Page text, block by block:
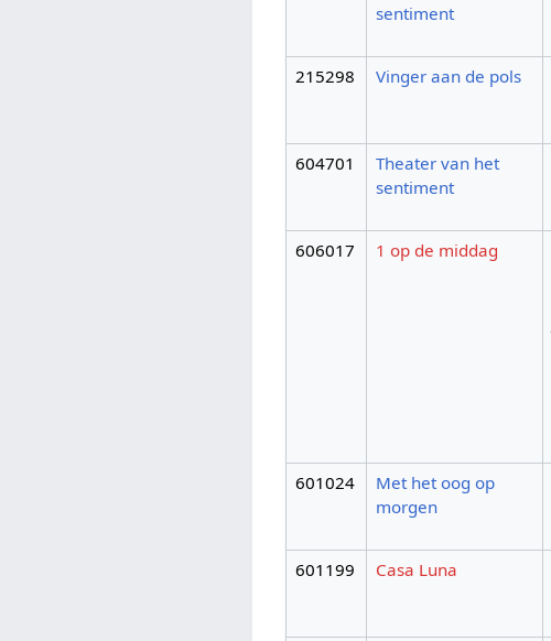
sentiment
215298 Vinger aan de pols
604701
Theater van het
sentiment
606017 1 op de middag
601024
Met het oog op
morgen
601199 Casa Luna